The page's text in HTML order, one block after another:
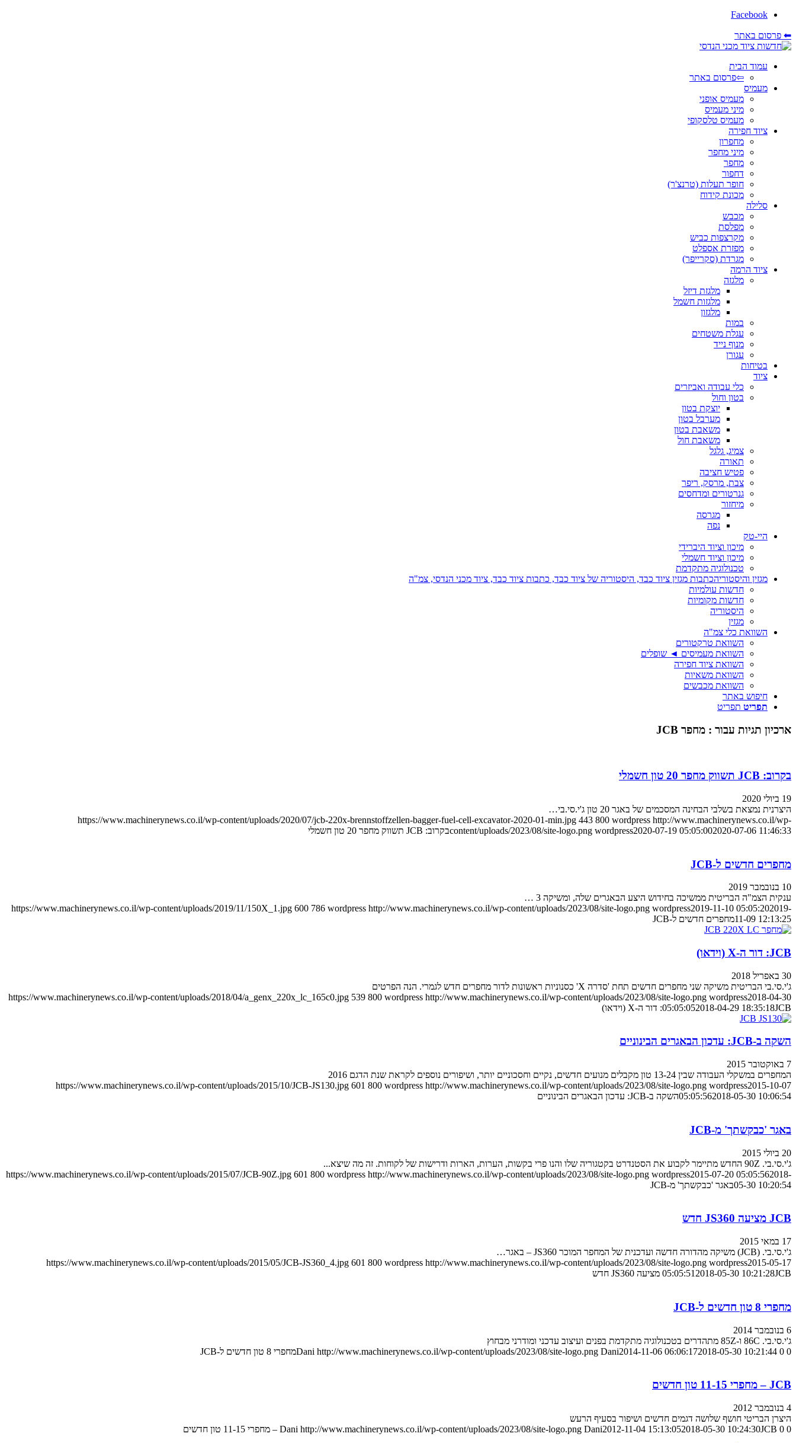
Facebook
⬅ פרסום באתר
עמוד הבית
⇦פרסום באתר
מעמיס
מעמיס אופני
מיני מעמיס
מעמיס טלסקופי
ציוד חפירה
מחפרון
מיני מחפר
מחפר
דחפור
חופר תעלות (טרנצ'ר)
מכונת קידוח
סלילה
מכבש
מפלסת
מקרצפות כביש
מפזרת אספלט
מגרדת (סקרייפר)
ציוד הרמה
מלגזה
מלגזת דיזל
מלגזות חשמל
מלגזון
במות
עגלת משטחים
מנוף נייד
עגורן
בטיחות
ציוד
כלי עבודה ואביזרים
בטון וחול
יוצקת בטון
מערבל בטון
משאבת בטון
משאבת חול
צמיג, גלגל
תאורה
פטיש חציבה
צבת, מרסק, ריפר
גנרטורים ומדחסים
מיחזור
מגרסה
נפה
היי-טק
מיכון וציוד היברידי
מיכון וציוד חשמלי
טכנולוגיה מתקדמת
מגזין והיסטוריהכתבות מגזין ציוד כבד, היסטוריה של ציוד כבד, כתבות ציוד כבד, ציוד מכני הנדסי, צמ"ה
חדשות עולמיות
חדשות מקומיות
היסטוריה
מגזין
השוואת כלי צמ"ה
השוואת טרקטורים
השוואת מעמיסים ◄ שופלים
השוואת ציוד חפירה
השוואת משאיות
השוואת מכבשים
חיפוש באתר
תפריט תפריט
ארכיון תגיות עבור : מחפר JCB
בקרוב: JCB תשווק מחפר 20 טון חשמלי
19 ביולי 2020
היצרנית נמצאת בשלבי הבחינה המסכמים של באגר 20 טון ג'י.סי.בי…
https://www.machinerynews.co.il/wp-content/uploads/2020/07/jcb-220x-brennstoffzellen-bagger-fuel-cell-excavator-2020-01-min.jpg 443 800 wordpress http://www.machinerynews.co.il/wp-
content/uploads/2023/08/site-logo.png wordpress2020-07-19 05:05:002020-07-06 11:46:33 בקרוב: JCB תשווק מחפר 20 טון חשמלי
מחפרים חדשים ל-JCB
10 בנובמבר 2019
ענקית הצמ"ה הבריטית ממשיכה בחידוש היצע הבאגרים שלה, ומשיקה 3 …
https://www.machinerynews.co.il/wp-content/uploads/2019/11/150X_1.jpg 600 786 wordpress http://www.machinerynews.co.il/wp-content/uploads/2023/08/site-logo.png wordpress2019-11-10 05:05:202019-
11-09 12:13:25מחפרים חדשים ל-JCB
JCB: דור ה-X (וידאו)
30 באפריל 2018
ג'י.סי.בי הבריטית משיקה שני מחפרים חדשים תחת 'סדרה X' כסנוניות ראשונות לדור מחפרים חדש לגמרי. הנה הפרטים
https://www.machinerynews.co.il/wp-content/uploads/2018/04/a_genx_220x_lc_165c0.jpg 539 800 wordpress http://www.machinerynews.co.il/wp-content/uploads/2023/08/site-logo.png wordpress2018-04-30
05:05:052018-04-29 18:35:18JCB: דור ה-X (וידאו)
השקה ב-JCB: עדכון הבאגרים הבינוניים
7 באוקטובר 2015
המחפרים במשקלי העבודה שבין 13-24 טון מקבלים מנועים חדשים, נקיים וחסכוניים יותר, ושיפורים נוספים לקראת שנת הדגם 2016
https://www.machinerynews.co.il/wp-content/uploads/2015/10/JCB-JS130.jpg 601 800 wordpress http://www.machinerynews.co.il/wp-content/uploads/2023/08/site-logo.png wordpress2015-10-07
05:05:562018-05-30 10:06:54 השקה ב-JCB: עדכון הבאגרים הבינוניים
באגר 'כבקשתך' מ-JCB
20 ביולי 2015
ג'י.סי.בי. 90Z החדש מתיימר לקבוע את הסטנדרט בקטגוריה שלו והנו פרי בקשות, הערות, הארות ודרישות של לקוחות. זה מה שיצא...
https://www.machinerynews.co.il/wp-content/uploads/2015/07/JCB-90Z.jpg 601 800 wordpress http://www.machinerynews.co.il/wp-content/uploads/2023/08/site-logo.png wordpress2015-07-20 05:05:562018-
05-30 10:20:54באגר 'כבקשתך' מ-JCB
JCB מציעה JS360 חדש
17 במאי 2015
ג'י.סי.בי. (JCB) משיקה מהדורה חדשה ועדכנית של המחפר המוכר JS360 – באגר…
https://www.machinerynews.co.il/wp-content/uploads/2015/05/JCB-JS360_4.jpg 601 800 wordpress http://www.machinerynews.co.il/wp-content/uploads/2023/08/site-logo.png wordpress2015-05-17
05:05:51 2018-05-30 10:21:28JCB מציעה JS360 חדש
מחפרי 8 טון חדשים ל-JCB
6 בנובמבר 2014
ג'י.סי.בי. 86C ו-85Z מתהדרים בטכנולוגיה מתקדמת בפנים ועיצוב עדכני ומודרני מבחוץ
0
0
Dani http://www.machinerynews.co.il/wp-content/uploads/2023/08/site-logo.png Dani2014-11-06 06:06:172018-05-30 10:21:44 מחפרי 8 טון חדשים ל-JCB
JCB – מחפרי 11-15 טון חדשים
4 בנובמבר 2012
היצרן הבריטי חושף שלושה דגמים חדשים ושיפור בסעיף הרעש
0
0
Dani http://www.machinerynews.co.il/wp-content/uploads/2023/08/site-logo.png Dani2012-11-04 15:13:052018-05-30 10:24:30JCB – מחפרי 11-15 טון חדשים